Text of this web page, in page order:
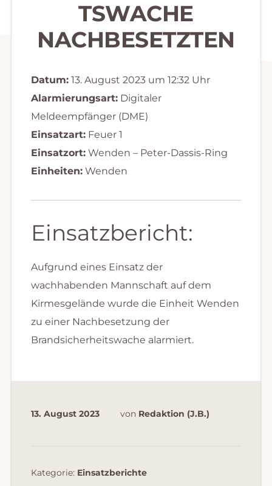
TSWACHE
NACHBESETZTEN
Datum:13. August 2023 um 12:32 Uhr
Alarmierungsart:Digitaler
Meldeempfänger (DME)
Einsatzart:Feuer 1
Einsatzort:Wenden – Peter-Dassis-Ring
Einheiten:Wenden
Einsatzbericht:
Aufgrund eines Einsatz der
wachhabenden Mannschaft auf dem
Kirmesgelände wurde die Einheit Wenden
zu einer Nachbesetzung der
Brandsicherheitswache alarmiert.
13. August 2023 von Redaktion (J.B.)
Kategorie: Einsatzberichte